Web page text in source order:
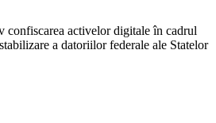
confiscarea activelor digitale în cadrul
a datoriilor federale ale Statelor